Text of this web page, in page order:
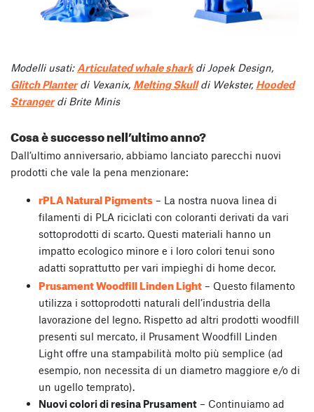
Modelli usati: Articulated whale sharkdi Jopek Design,
Glitch Planterdi Vexanix, Melting Skulldi Wekster, Hooded
Strangerdi Brite Minis
Cosa è successo nell’ultimo anno?
Dall’ultimo anniversario, abbiamo lanciato parecchi nuovi
prodotti che vale la pena menzionare:
rPLA Natural Pigments – La nostra nuova linea di
filamenti di PLA riciclati con coloranti derivati da vari
sottoprodotti di scarto. Questi materiali hanno un
impatto ecologico minore e i loro colori tenui sono
adatti soprattutto per vari impieghi di home decor.
Prusament Woodfill Linden Light – Questo filamento
utilizza i sottoprodotti naturali dell’industria della
lavorazione del legno. Rispetto ad altri prodotti woodfill
presenti sul mercato, il Prusament Woodfill Linden
Light offre una stampabilità molto più semplice (ad
esempio, non necessita di un diametro maggiore e/o di
un ugello temprato).
Nuovi colori di resina Prusament – Continuiamo ad